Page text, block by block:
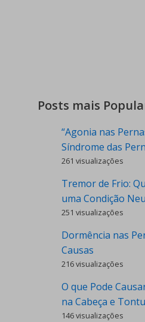
Posts mais
“Agonia nas
Síndrome das
261 visualizações
Tremor de Frio:
uma Condição
251 visualizações
Dormência nas
Causas
216 visualizações
O que Pode
na Cabeça e
146 visualizações